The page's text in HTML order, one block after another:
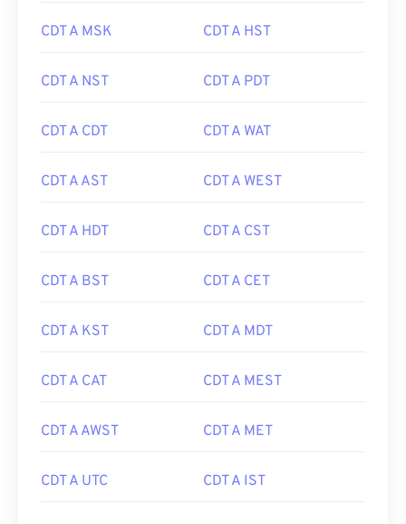
CDT A MSK CDT A HST
CDT A NST CDT A PDT
CDT A CDT CDT A WAT
CDT A AST CDT A WEST
CDT A HDT CDT A CST
CDT A BST CDT A CET
CDT A KST CDT A MDT
CDT A CAT CDT A MEST
CDT A AWST CDT A MET
CDT A UTC CDT A IST